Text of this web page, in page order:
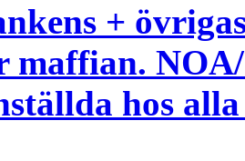
+
maffian.
hos